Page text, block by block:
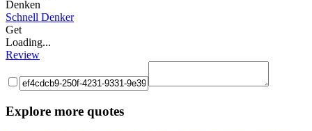
Denken
Schnell Denker
Get
Loading...
Review
Explore more quotes